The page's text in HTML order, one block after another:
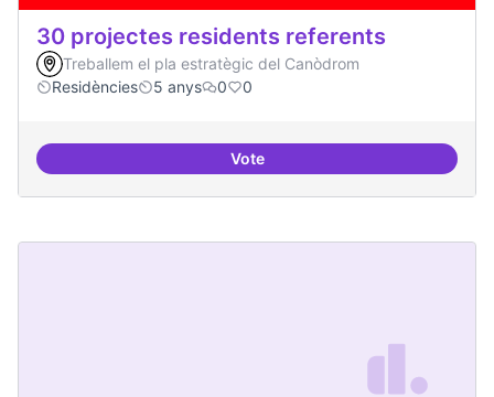
30 projectes residents referents
Treballem el pla estratègic del Canòdrom
Residències
5 anys 0 0
Vote30 projectes residents referents